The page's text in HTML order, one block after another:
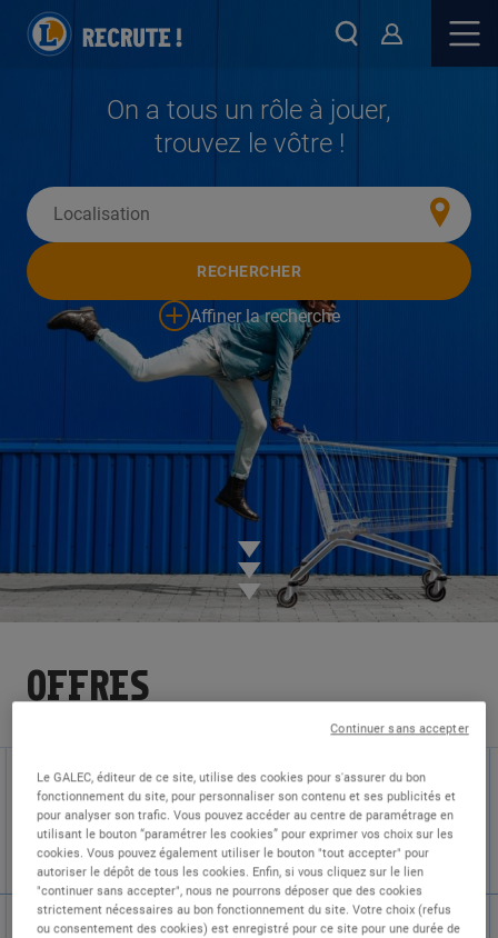
On a tous un rôle à jouer,
trouvez le vôtre !
RECHERCHER
Affiner la recherche
OFFRES
LES+PROPOSÉES
HÔTE DE CAISSE PRÉPARATEUR DRIVE
EMPLOYÉ LIBRE SERVICE MÉCANICIEN
Le GALEC, éditeur de ce site, utilise des cookies pour s'assurer du bon
fonctionnement du site, pour personnaliser son contenu et ses publicités et
pour analyser son trafic. Vous pouvez accéder au centre de paramétrage en
utilisant le bouton “paramétrer les cookies” pour exprimer vos choix sur les
cookies. Vous pouvez également utiliser le bouton "tout accepter" pour
autoriser le dépôt de tous les cookies. Enfin, si vous cliquez sur le lien
"continuer sans accepter", nous ne pourrons déposer que des cookies
strictement nécessaires au bon fonctionnement du site. Votre choix (refus
ou consentement des cookies) est enregistré pour ce site pour une durée de
Continuer sans accepter